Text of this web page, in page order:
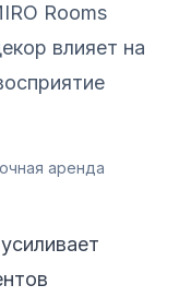
Rooms
влияет на
аренда